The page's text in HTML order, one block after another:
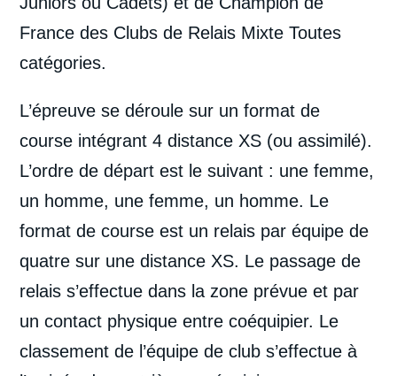
France des Clubs de Relais Mixte Toutes
catégories.
L’épreuve se déroule sur un format de
course intégrant 4 distance XS (ou assimilé).
L’ordre de départ est le suivant : une femme,
un homme, une femme, un homme. Le
format de course est un relais par équipe de
quatre sur une distance XS. Le passage de
relais s’effectue dans la zone prévue et par
un contact physique entre coéquipier. Le
classement de l’équipe de club s’effectue à